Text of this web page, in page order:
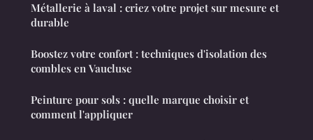
Métallerie à laval : criez votre projet sur mesure et
durable
Boostez votre confort : techniques d'isolation des
combles en Vaucluse
Peinture pour sols : quelle marque choisir et
comment l'appliquer